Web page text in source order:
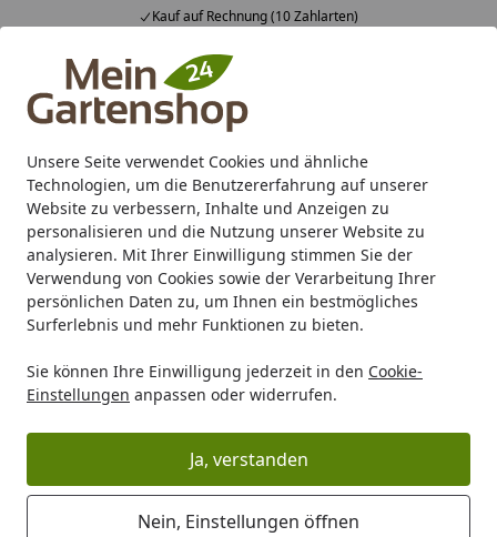
Unsere Seite verwendet Cookies und ähnliche
Technologien, um die Benutzererfahrung auf unserer
Website zu verbessern, Inhalte und Anzeigen zu
personalisieren und die Nutzung unserer Website zu
analysieren. Mit Ihrer Einwilligung stimmen Sie der
Verwendung von Cookies sowie der Verarbeitung Ihrer
persönlichen Daten zu, um Ihnen ein bestmögliches
Surferlebnis und mehr Funktionen zu bieten.
Sie können Ihre Einwilligung jederzeit in den Cookie-
Einstellungen anpassen oder widerrufen.
Ja, verstanden
Nein, Einstellungen öffnen
Kauf auf Rechnung (10 Zahlarten)
Alle Produkte
Mein Konto
Suchen
Karibu Pools inkl. gratis Sandfilteranlage & Pool-
Starterset (Gesamtwert bis 468,99€)
Startseite
Nesmuk Messerhalter Eiche geräuchert schwarz
geräuchert schwarz